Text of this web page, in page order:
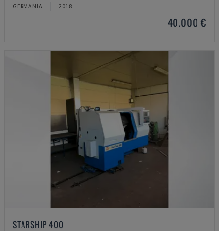
GERMANIA 2018
40.000 €
STARSHIP 400